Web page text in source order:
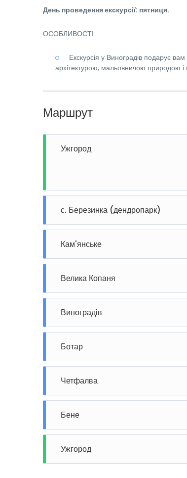
День проведення екскурсії: пятниця.
ОСОБЛИВОСТІ
Екскурсія у Виноградів подарує
архітектурою, мальовничою природою
Маршрут
Ужгород
с. Березинка (дендропарк)
Кам'янське
Велика Копаня
Виноградів
Ботар
Четфалва
Бене
Ужгород